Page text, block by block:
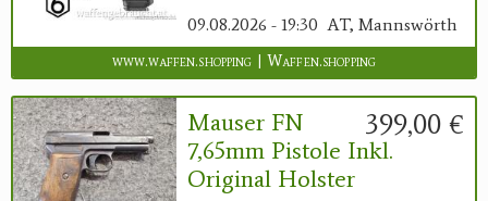
09.08.2026 - 19:30 AT, Mannswörth
www.waffen.shopping | Waffen.shopping
399,00 €
Mauser FN
7,65mm Pistole Inkl.
Original Holster